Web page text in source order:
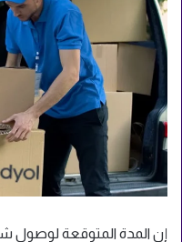
إن المدة المتوقعة لوصول